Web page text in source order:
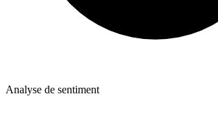
Analyse de sentiment